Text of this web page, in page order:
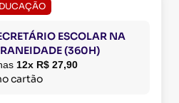
ESCOLAR NA
(360H)
12x R$ 27,90
cartão